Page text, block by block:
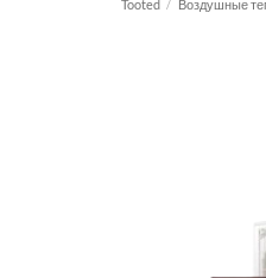
Tooted / Воздушные